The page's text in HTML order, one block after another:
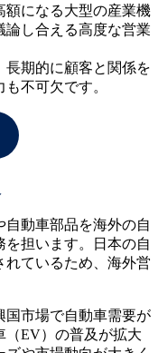
額になる大型の産業機
し合える高度な営業
長期的に顧客と関係を
不可欠です。
自動車部品を海外の自
担います。日本の自
ているため、海外営
国市場で自動車需要が
（EV）の普及が拡大